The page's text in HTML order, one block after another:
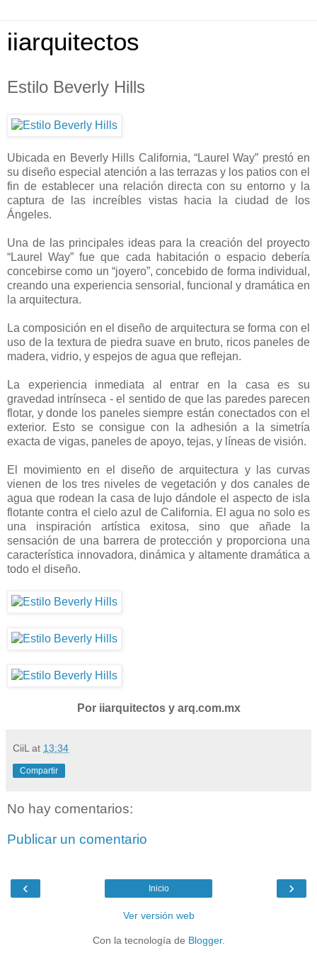
iiarquitectos
Estilo Beverly Hills
Ubicada en Beverly Hills California, “Laurel Way” prestó en
su diseño especial atención a las terrazas y los patios con el
fin de establecer una relación directa con su entorno y la
captura de las increíbles vistas hacia la ciudad de los
Ángeles.
Una de las principales ideas para la creación del proyecto
“Laurel Way” fue que cada habitación o espacio debería
concebirse como un “joyero”, concebido de forma individual,
creando una experiencia sensorial, funcional y dramática en
la arquitectura.
La composición en el diseño de arquitectura se forma con el
uso de la textura de piedra suave en bruto, ricos paneles de
madera, vidrio, y espejos de agua que reflejan.
La experiencia inmediata al entrar en la casa es su
gravedad intrínseca - el sentido de que las paredes parecen
flotar, y donde los paneles siempre están conectados con el
exterior. Esto se consigue con la adhesión a la simetría
exacta de vigas, paneles de apoyo, tejas, y líneas de visión.
El movimiento en el diseño de arquitectura y las curvas
vienen de los tres niveles de vegetación y dos canales de
agua que rodean la casa de lujo dándole el aspecto de isla
flotante contra el cielo azul de California. El agua no solo es
una inspiración artística exitosa, sino que añade la
sensación de una barrera de protección y proporciona una
característica innovadora, dinámica y altamente dramática a
todo el diseño.
Por iiarquitectos y arq.com.mx
CiiL at 13:34
Compartir
No hay comentarios:
Publicar un comentario
‹ ›
Inicio
Ver versión web
Con la tecnología de Blogger.